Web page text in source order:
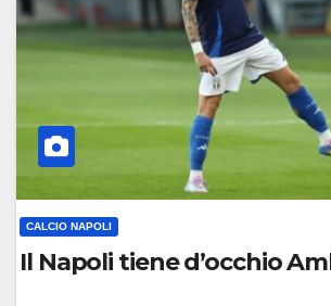
N
CALCIO NAPOLI
Il Napoli tiene d’occhio